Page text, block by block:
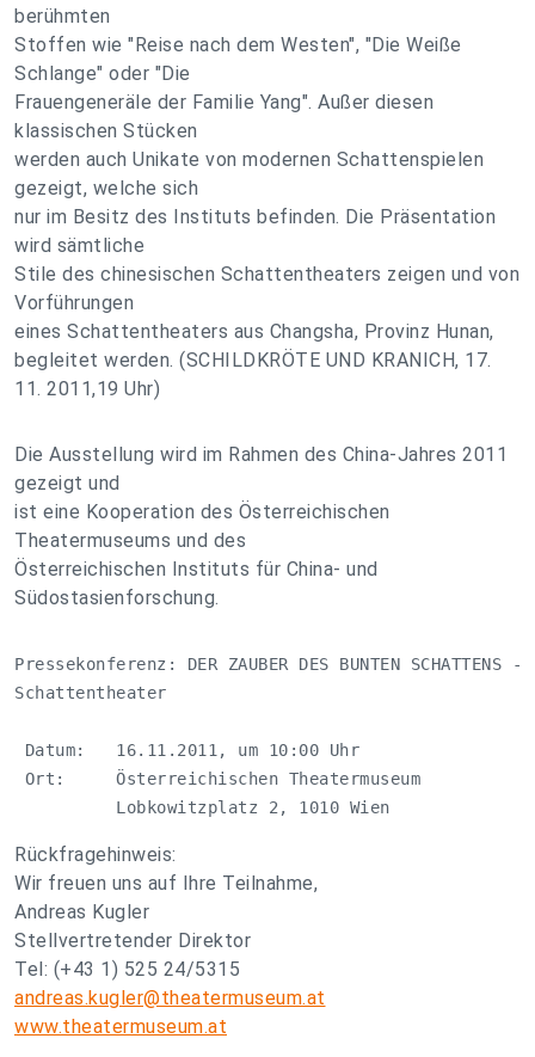
berühmten
Stoffen wie "Reise nach dem Westen", "Die Weiße
Schlange" oder "Die
Frauengeneräle der Familie Yang". Außer diesen
klassischen Stücken
werden auch Unikate von modernen Schattenspielen
gezeigt, welche sich
nur im Besitz des Instituts befinden. Die Präsentation
wird sämtliche
Stile des chinesischen Schattentheaters zeigen und von
Vorführungen
eines Schattentheaters aus Changsha, Provinz Hunan,
begleitet werden. (SCHILDKRÖTE UND KRANICH, 17.
11. 2011,19 Uhr)
Die Ausstellung wird im Rahmen des China-Jahres 2011
gezeigt und
ist eine Kooperation des Österreichischen
Theatermuseums und des
Österreichischen Instituts für China- und
Südostasienforschung.
Pressekonferenz: DER ZAUBER DES BUNTEN
Schattentheater
Datum:   16.11.2011, um 10:00 Uhr
Ort:     Österreichischen Theatermuseum
          Lobkowitzplatz 2, 1010 Wien
Rückfragehinweis:
Wir freuen uns auf Ihre Teilnahme,
Andreas Kugler
Stellvertretender Direktor
Tel: (+43 1) 525 24/5315
andreas.kugler@theatermuseum.at
www.theatermuseum.at